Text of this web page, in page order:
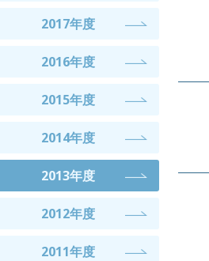
2017年度
2016年度
2015年度
2014年度
2013年度
2012年度
2011年度